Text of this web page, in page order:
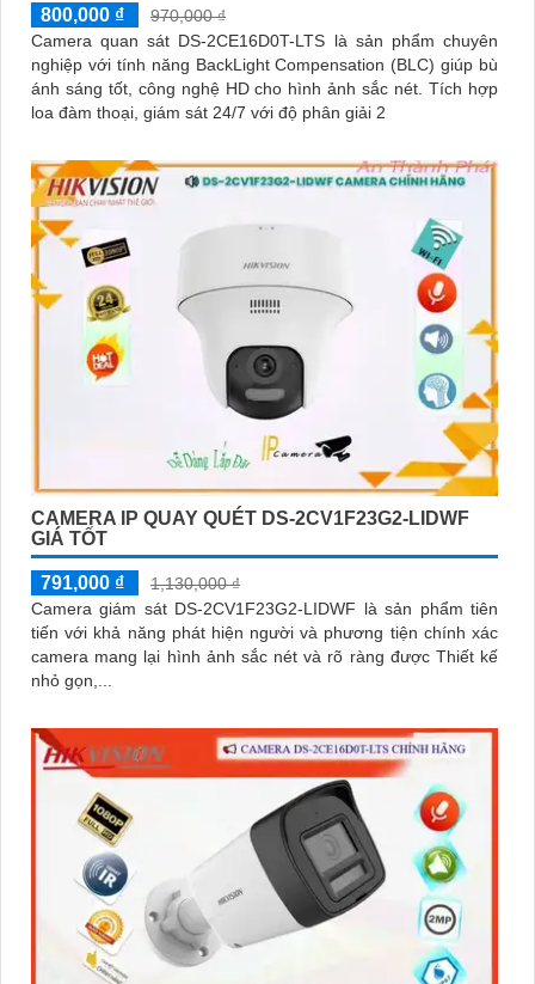
800,000 ₫
970,000 ₫
Camera quan sát DS-2CE16D0T-LTS là sản phẩm chuyên
nghiệp với tính năng BackLight Compensation (BLC) giúp bù
ánh sáng tốt, công nghệ HD cho hình ảnh sắc nét. Tích hợp
loa đàm thoại, giám sát 24/7 với độ phân giải 2
CAMERA IP QUAY QUÉT DS-2CV1F23G2-LIDWF
GIÁ TỐT
791,000 ₫
1,130,000 ₫
Camera giám sát DS-2CV1F23G2-LIDWF là sản phẩm tiên
tiến với khả năng phát hiện người và phương tiện chính xác
camera mang lại hình ảnh sắc nét và rõ ràng được Thiết kế
nhỏ gọn,...